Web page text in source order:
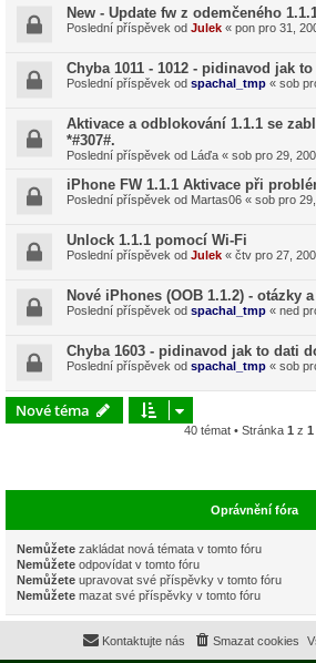
New - Update fw z odemčeného
Poslední příspěvek od Julek « pon pro 31,
Chyba 1011 - 1012 - pidinavod jak
Poslední příspěvek od spachal_tmp « sob
Aktivace a odblokování 1.1.1 se
*#307#.
Poslední příspěvek od Láďa « sob pro 29,
iPhone FW 1.1.1 Aktivace při
Poslední příspěvek od Martas06 « sob pro
Unlock 1.1.1 pomocí Wi-Fi
Poslední příspěvek od Julek « čtv pro 27,
Nové iPhones (OOB 1.1.2) - otázky
Poslední příspěvek od spachal_tmp « ned
Chyba 1603 - pidinavod jak to dati
Poslední příspěvek od spachal_tmp « sob
Nové téma
40 témat • Stránka 1 z 1
Oprávnění fóra
Nemůžete zakládat nová témata v tomto fóru
Nemůžete odpovídat v tomto fóru
Nemůžete upravovat své příspěvky v tomto fóru
Nemůžete mazat své příspěvky v tomto fóru
Smazat cookies
Kontaktujte nás